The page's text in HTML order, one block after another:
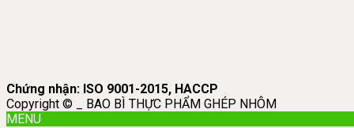
Chứng nhận: ISO 9001-2015, HACCP
Copyright © _ BAO BÌ THỰC PHẨM GHÉP NHÔM
MENU